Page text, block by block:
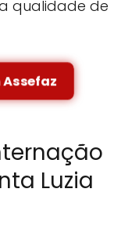
qualidade de
Luzia